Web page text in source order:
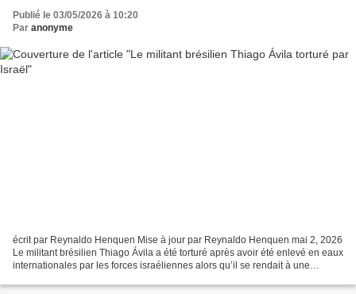
Publié le 03/05/2026 à 10:20
Par anonyme
écrit par Reynaldo Henquen Mise à jour par Reynaldo Henquen mai 2, 2026
Le militant brésilien Thiago Ávila a été torturé après avoir été enlevé en eaux
internationales par les forces israéliennes alors qu’il se rendait à une